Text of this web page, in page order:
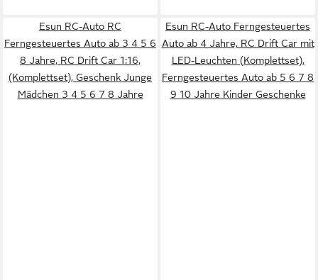
Esun RC-Auto RC
Ferngesteuertes Auto ab 3 4 5 6
8 Jahre, RC Drift Car 1:16,
(Komplettset), Geschenk Junge
Mädchen 3 4 5 6 7 8 Jahre
Esun RC-Auto Ferngesteuertes
Auto ab 4 Jahre, RC Drift Car mit
LED-Leuchten (Komplettset),
Ferngesteuertes Auto ab 5 6 7 8
9 10 Jahre Kinder Geschenke